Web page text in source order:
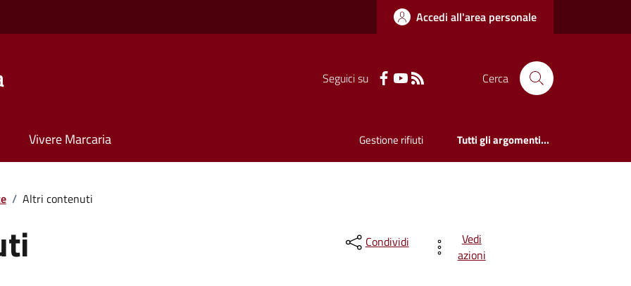
Accedi all'area personale
Seguici su Cerca
Vivere Marcaria Gestione rifiuti Tutti gli argomenti...
/ Altri contenuti
Condividi
Vedi
azioni